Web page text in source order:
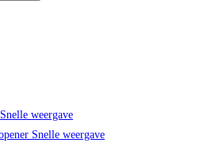
Snelle weergave
Snelle weergave